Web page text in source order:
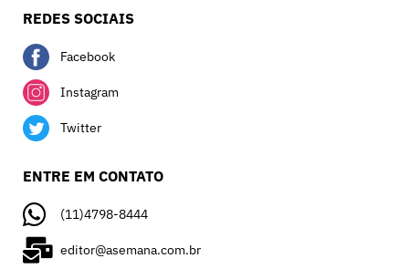
REDES SOCIAIS
Facebook
Instagram
Twitter
ENTRE EM CONTATO
(11)4798-8444
editor@asemana.com.br